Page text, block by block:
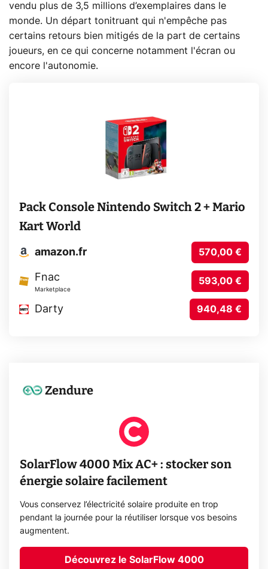
vendu plus de 3,5 millions d’exemplaires dans le
monde. Un départ tonitruant qui n'empêche pas
certains retours bien mitigés de la part de certains
joueurs, en ce qui concerne notamment l'écran ou
encore l'autonomie.
Pack Console Nintendo Switch 2 + Mario
Kart World
amazon.fr 570,00 €
Fnac
Marketplace
593,00 €
Darty 940,48 €
Zendure
SolarFlow 4000 Mix AC+ : stocker son
énergie solaire facilement
Vous conservez l’électricité solaire produite en trop
pendant la journée pour la réutiliser lorsque vos besoins
augmentent.
Découvrez le SolarFlow 4000